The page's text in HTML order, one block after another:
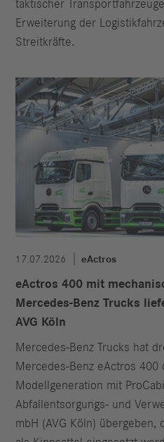
taktischer
Erweiterung der
Streitkräfte.
17.07.2026 eActros
eActros 400 mit
Mercedes-Benz Trucks
AVG Köln
Mercedes-Benz Trucks hat
Mercedes-Benz eActros 400
Modellgeneration mit
Abfallentsorgungs- und
mbH (AVG Köln) übergeben,